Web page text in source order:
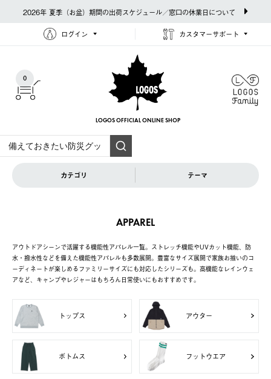
2026年 夏季（お盆）期間の出荷スケジュール／窓口の休業日について
ログイン カスタマーサポート
0
LOGOS OFFICIAL ONLINE SHOP
カテゴリ テーマ
APPAREL
アウトドアシーンで活躍する機能性アパレル一覧。ストレッチ機能やUVカット機能、防
水・撥水性などを備えた機能性アパレルも多数展開。豊富なサイズ展開で家族お揃いのコ
ーディネートが楽しめるファミリーサイズにも対応したシリーズも。高機能なレインウェ
アなど、キャンプやレジャーはもちろん日常使いにもおすすめです。
トップス アウター
ボトムス フットウエア